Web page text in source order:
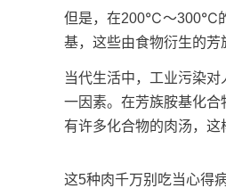
但是，在200℃～300℃的
基，这些由食物衍生的芳
当代生活中，工业污染
一因素。在芳族胺基化
有许多化合物的肉汤，这
这5种肉千万别吃当心得